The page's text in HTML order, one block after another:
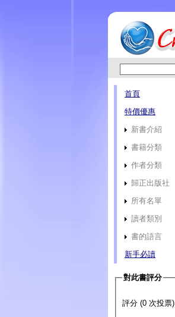
首頁
特價優惠
新書介紹
書籍分類
作者分類
歸正出版社
所有名單
讀者類別
書的語言
新手必讀
對此書評分
評分 (0 次投票)